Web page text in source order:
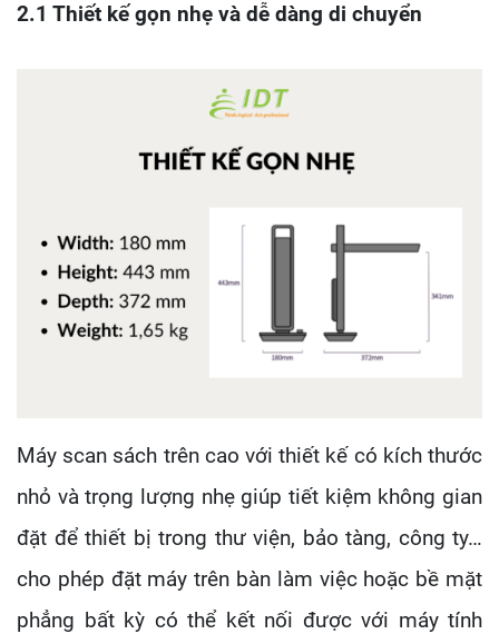
2.1 Thiết kế gọn nhẹ và dễ dàng di chuyển
Máy scan sách trên cao với thiết kế có kích thước
nhỏ và trọng lượng nhẹ giúp tiết kiệm không gian
đặt để thiết bị trong thư viện, bảo tàng, công ty…
cho phép đặt máy trên bàn làm việc hoặc bề mặt
phẳng bất kỳ có thể kết nối được với máy tính